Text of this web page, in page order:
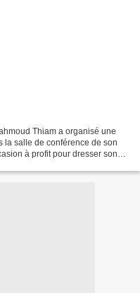
Thiam a organisé une
la salle de conférence de son
à profit pour dresser son